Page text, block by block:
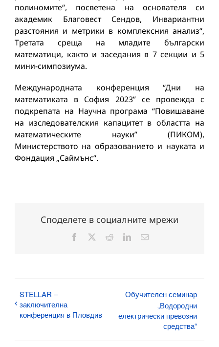
полиномите“, посветена на основателя си
академик Благовест Сендов, Инвариантни
разстояния и метрики в комплексния анализ“,
Третата среща на младите български
математици, както и заседания в 7 секции и 5
мини-симпозиума.
Международната конференция “Дни на
математиката в София 2023” се провежда с
подкрепата на Научна програма “Повишаване
на изследователския капацитет в областта на
математическите науки” (ПИКОМ),
Министерството на образованието и науката и
Фондация „Саймънс“.
Споделете в социалните мрежи
Facebook RedditLinkedInЕлектронна
STELLAR –
заключителна
конференция в Пловдив
Обучителен семинар
„Водородни
електрически превозни
средства“